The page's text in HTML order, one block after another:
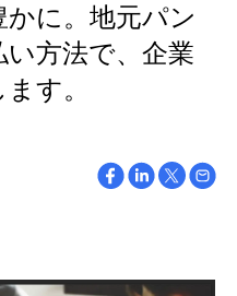
かに。地元パン
方法で、企業
す。